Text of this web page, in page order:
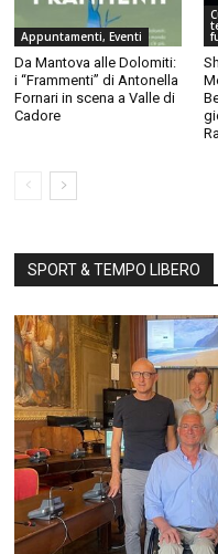
Appuntamenti, Eventi
Da Mantova alle Dolomiti:
i “Frammenti” di Antonella
Fornari in scena a Valle di
Cadore
SPORT & TEMPO LIBERO